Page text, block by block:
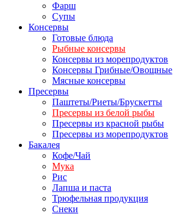
Фарш
Супы
Консервы
Готовые блюда
Рыбные консервы
Консервы из морепродуктов
Консервы Грибные/Овощные
Мясные консервы
Пресервы
Паштеты/Риеты/Брускетты
Пресервы из белой рыбы
Пресервы из красной рыбы
Пресервы из морепродуктов
Бакалея
Кофе/Чай
Мука
Рис
Лапша и паста
Трюфельная продукция
Снеки